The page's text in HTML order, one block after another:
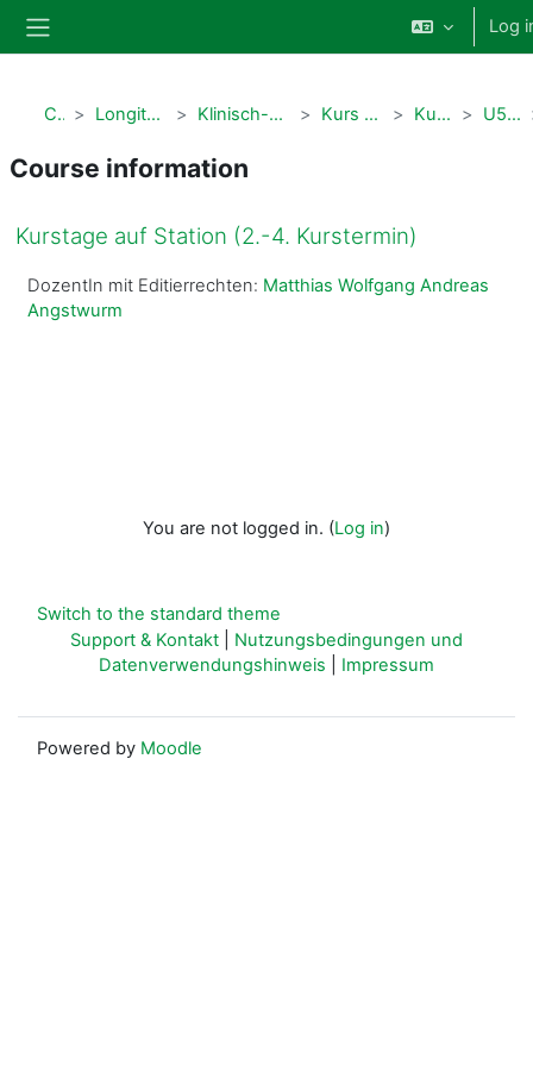
Side panel
Log
Courses Longitudinale Curricula Humanmedizin Klinisch-Praktisches Curriculum - MeCuM Skills Kurs Famulaturreife U5 in Modul 1 Kurs Famulaturreife U5 U5 Kurstage auf Station
Course information
Kurstage auf Station (2.-4. Kurstermin)
DozentIn mit Editierrechten: Matthias Wolfgang Andreas
Angstwurm
You are not logged in. (Log in)
Switch to the standard theme
Support & Kontakt
Nutzungsbedingungen und
Datenverwendungshinweis
Impressum
Powered by Moodle